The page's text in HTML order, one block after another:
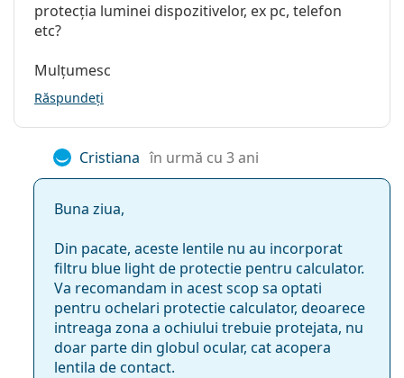
protecția luminei dispozitivelor, ex pc, telefon
etc?
Mulțumesc
Răspundeți
Cristiana în urmă cu 3 ani
Buna ziua,
Din pacate, aceste lentile nu au incorporat
filtru blue light de protectie pentru calculator.
Va recomandam in acest scop sa optati
pentru ochelari protectie calculator, deoarece
intreaga zona a ochiului trebuie protejata, nu
doar parte din globul ocular, cat acopera
lentila de contact.